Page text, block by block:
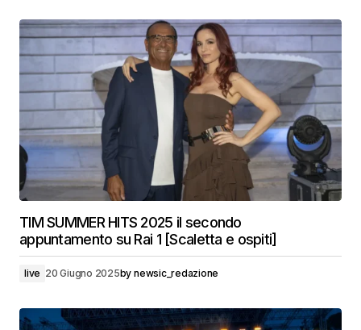
TIM SUMMER HITS 2025 il secondo
appuntamento su Rai 1 [Scaletta e ospiti]
live 20 Giugno 2025by newsic_redazione